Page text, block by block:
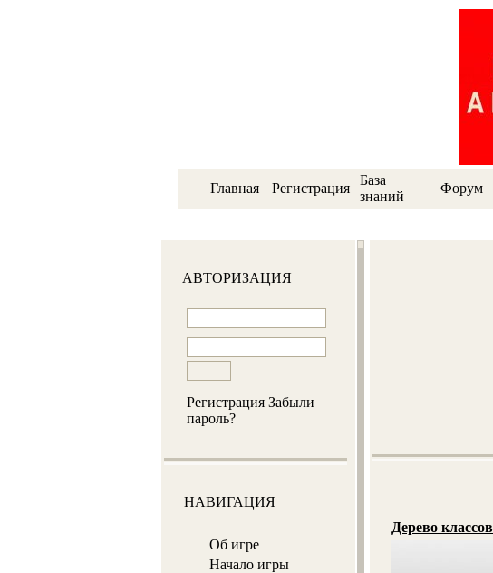
Главная Регистрация
База
знаний
Форум
АВТОРИЗАЦИЯ
Регистрация Забыли
пароль?
НАВИГАЦИЯ
Об игре
Начало игры
Дерево классов